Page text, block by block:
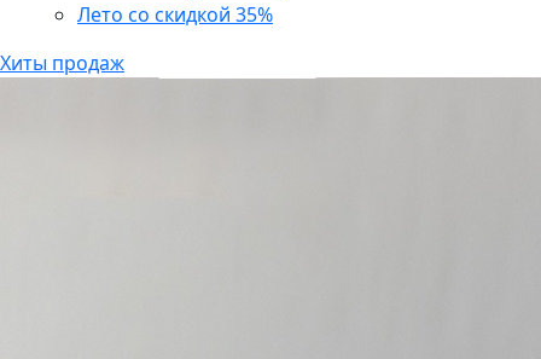
Лето со скидкой 35%
Хиты продаж